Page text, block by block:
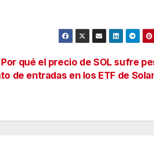
Por qué el precio de SOL sufre
de entradas en los ETF de